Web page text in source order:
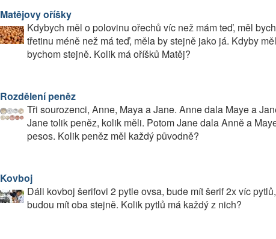
Matějovy oříšky
Kdybych měl o polovinu ořechů víc než mám teď, měl
třetinu méně než má teď, měla by stejně jako já. Kdyby
bychom stejně. Kolik má oříšků Matěj?
Rozdělení peněz
Tři sourozenci, Anne, Maya a Jane. Anne dala Maye a
Jane tolik peněz, kolik měli. Potom Jane dala Anně a
pesos. Kolik peněz měl každý původně?
Kovboj
Dáli kovboj šerifovi 2 pytle ovsa, bude mít šerif 2x víc
budou mít oba stejně. Kolik pytlů má každý z nich?